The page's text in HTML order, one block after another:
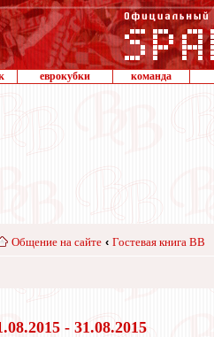
еврокубки команда
Общение на сайте ‹ Гостевая книга ВВ
- 31.08.2015